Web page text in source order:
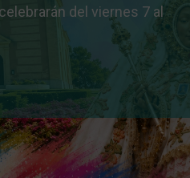
del viernes 7 al